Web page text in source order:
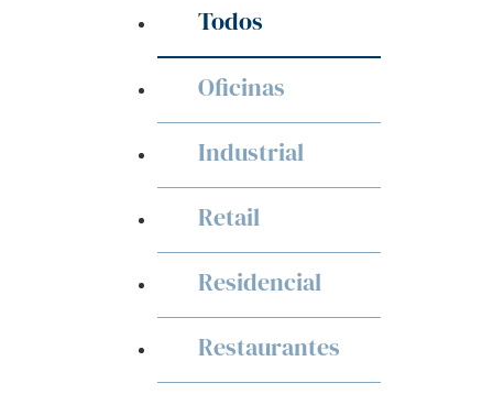
Todos
Oficinas
Industrial
Retail
Residencial
Restaurantes